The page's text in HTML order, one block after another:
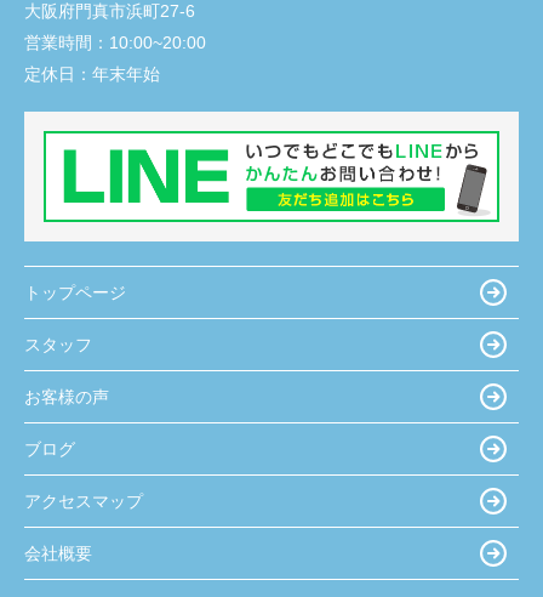
大阪府門真市浜町27-6
営業時間： 10:00~20:00
定休日： 年末年始
トップページ
スタッフ
お客様の声
ブログ
アクセスマップ
会社概要